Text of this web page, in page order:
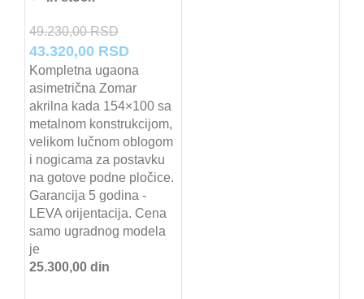
49.230,00RSD
Originalna
cena
je
bila:
49.230,00 RSD.
43.320,00 RSDTrenutna
cena
je:
43.320,00 RSD.
Kompletna ugaona
asimetrična Zomar
akrilna kada 154×100 sa
metalnom konstrukcijom,
velikom lučnom oblogom
i nogicama za postavku
na gotove podne pločice.
Garancija 5 godina -
LEVA orijentacija. Cena
samo ugradnog modela
je
25.300,00 din